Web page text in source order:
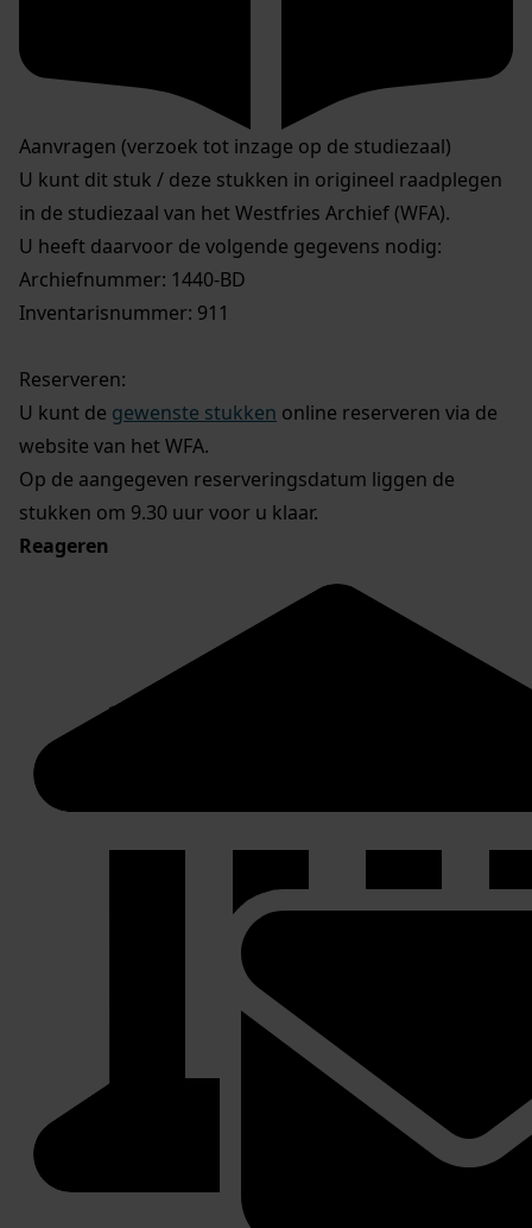
Aanvragen (verzoek tot inzage op de studiezaal)
U kunt dit stuk / deze stukken in origineel raadplegen
in de studiezaal van het Westfries Archief (WFA).
U heeft daarvoor de volgende gegevens nodig:
Archiefnummer: 1440-BD
Inventarisnummer: 911
Reserveren:
U kunt de gewenste stukken online reserveren via de
website van het WFA.
Op de aangegeven reserveringsdatum liggen de
stukken om 9.30 uur voor u klaar.
Reageren